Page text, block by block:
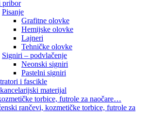
pribor
Pisanje
Grafitne olovke
Hemijske olovke
Lajneri
Tehničke olovke
Signiri – podvlačenje
Neonski signiri
Pastelni signiri
i fascikle
materijal
torbice, futrole za naočare…
rančevi, kozmetičke torbice, futrole za